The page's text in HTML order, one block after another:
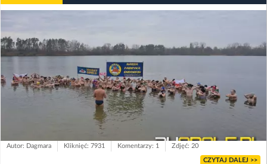
Autor: Dagmara Kliknięć: 7931 Komentarzy: 1 Zdjęć: 20
CZYTAJ DALEJ >>